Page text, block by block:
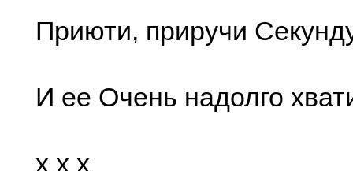
Приюти, приручи
И ее Очень надолго
x x x